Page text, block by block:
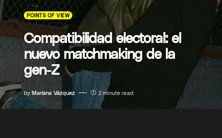
POINTS OF VIEW
Compatibilidad electoral: el
nuevo matchmaking de la
gen-Z
by Mariana Vázquez 2 minute read